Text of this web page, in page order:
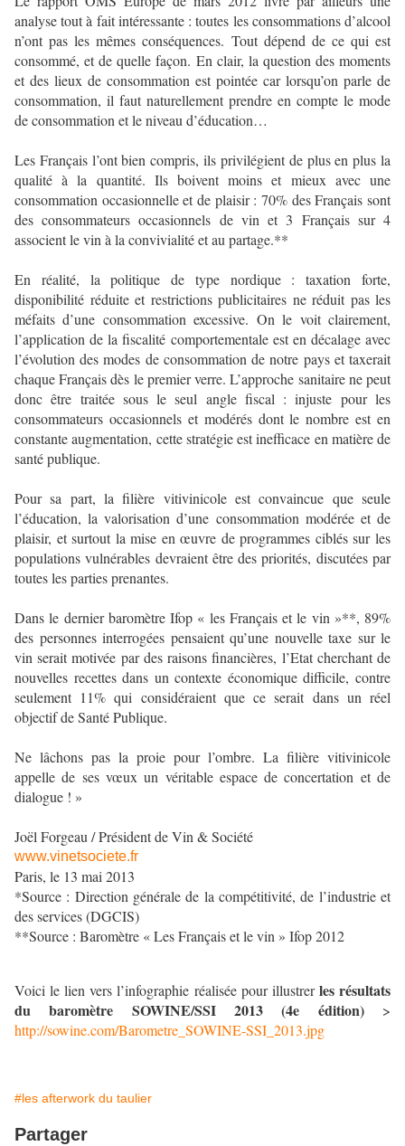
analyse tout à fait intéressante : toutes les consommations d’alcool
n’ont pas les mêmes conséquences. Tout dépend de ce qui est
consommé, et de quelle façon. En clair, la question des moments
et des lieux de consommation est pointée car lorsqu’on parle de
consommation, il faut naturellement prendre en compte le mode
de consommation et le niveau d’éducation…
Les Français l’ont bien compris, ils privilégient de plus en plus la
qualité à la quantité. Ils boivent moins et mieux avec une
consommation occasionnelle et de plaisir : 70% des Français sont
des consommateurs occasionnels de vin et 3 Français sur 4
associent le vin à la convivialité et au partage.**
En réalité, la politique de type nordique : taxation forte,
disponibilité réduite et restrictions publicitaires ne réduit pas les
méfaits d’une consommation excessive. On le voit clairement,
l’application de la fiscalité comportementale est en décalage avec
l’évolution des modes de consommation de notre pays et taxerait
chaque Français dès le premier verre. L’approche sanitaire ne peut
donc être traitée sous le seul angle fiscal : injuste pour les
consommateurs occasionnels et modérés dont le nombre est en
constante augmentation, cette stratégie est inefficace en matière de
santé publique.
Pour sa part, la filière vitivinicole est convaincue que seule
l’éducation, la valorisation d’une consommation modérée et de
plaisir, et surtout la mise en œuvre de programmes ciblés sur les
populations vulnérables devraient être des priorités, discutées par
toutes les parties prenantes.
Dans le dernier baromètre Ifop « les Français et le vin »**, 89%
des personnes interrogées pensaient qu’une nouvelle taxe sur le
vin serait motivée par des raisons financières, l’Etat cherchant de
nouvelles recettes dans un contexte économique difficile, contre
seulement 11% qui considéraient que ce serait dans un réel
objectif de Santé Publique.
Ne lâchons pas la proie pour l’ombre. La filière vitivinicole
appelle de ses vœux un véritable espace de concertation et de
dialogue ! »
Joël Forgeau / Président de Vin & Société
www.vinetsociete.fr
Paris, le 13 mai 2013
*Source : Direction générale de la compétitivité, de l’industrie et
des services (DGCIS)
**Source : Baromètre « Les Français et le vin » Ifop 2012
Voici le lien vers l’infographie réalisée pour illustrerles résultats
du baromètre SOWINE/SSI 2013 (4e édition)>
http://sowine.com/Barometre_SOWINE-SSI_2013.jpg
#les afterwork du taulier
Partager